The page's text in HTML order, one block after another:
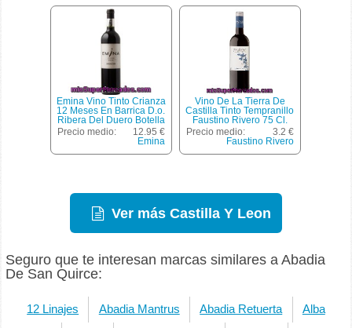
Emina Vino Tinto Crianza
12 Meses En Barrica D.o.
Ribera Del Duero Botella
75 Cl
Precio medio:
12.95 €
Emina
Vino De La Tierra De
Castilla Tinto Tempranillo
Faustino Rivero 75 Cl.
Precio medio:
3.2 €
Faustino Rivero
Ver más Castilla Y Leon
Seguro que te interesan marcas similares a Abadia
De San Quirce:
12 Linajes Abadia Mantrus Abadia Retuerta Alba